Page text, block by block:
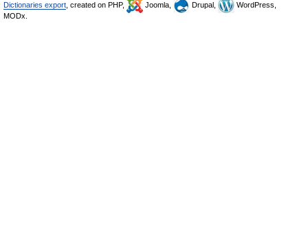
Dictionaries export , created on PHP, Joomla, Drupal,
WordPress,
MODx.